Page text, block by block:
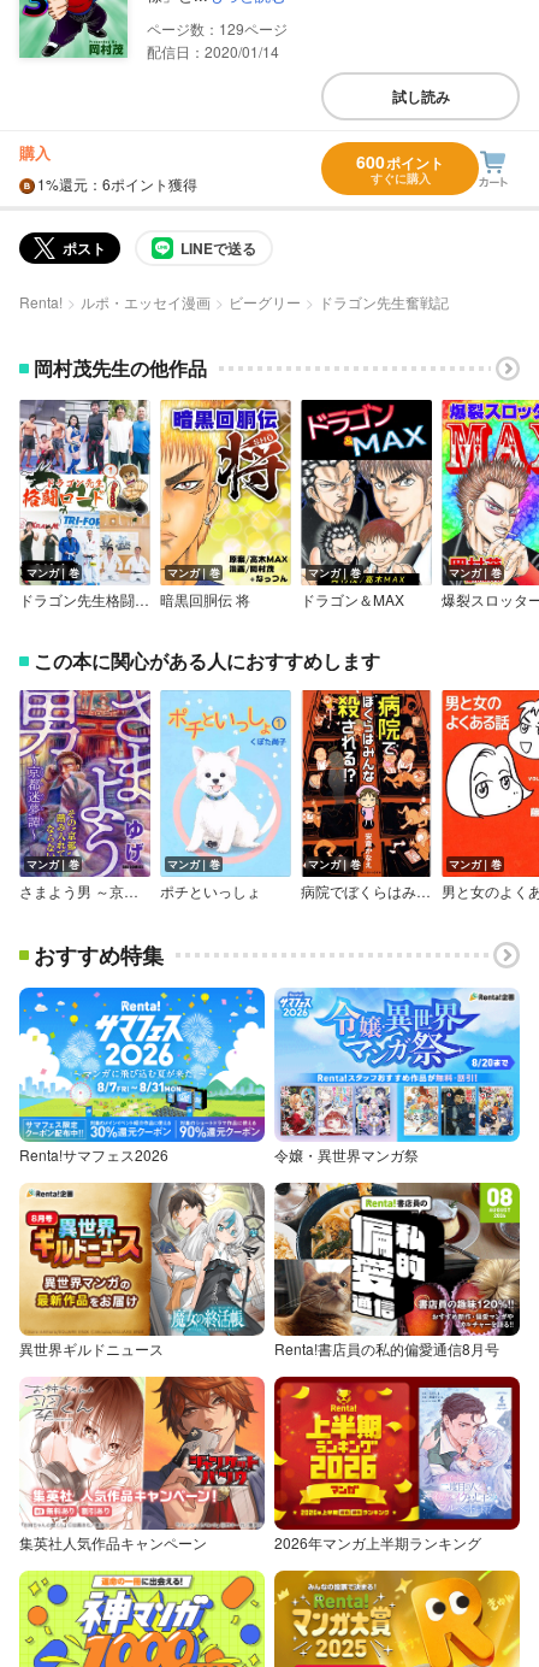
129
配信日：2020/01/14
試し読み
購入
1%還元 ：6ポイント獲得
600ポイント
すぐに購入
ポスト LINEで送る
Renta! ルポ・エッセイ漫画 ビーグリー ドラゴン先生奮戦記
岡村茂先生の他作品
マンガ｜巻
ドラゴン先生格闘ロード
マンガ｜巻
暗黒回胴伝 将
マンガ｜巻
ドラゴン＆MAX
マンガ｜巻
この本に関心がある人におすすめします
マンガ｜巻
さまよう男 ～京都迷夢譚～
マンガ｜巻
ポチといっしょ
マンガ｜巻
病院でぼくらはみんな殺される！？
マンガ｜巻
男と女のよく
おすすめ特集
Renta!サマフェス2026 令嬢・異世界マンガ祭
異世界ギルドニュース Renta!書店員の私的偏愛通信8月号
集英社人気作品キャンペーン 2026年マンガ上半期ランキング